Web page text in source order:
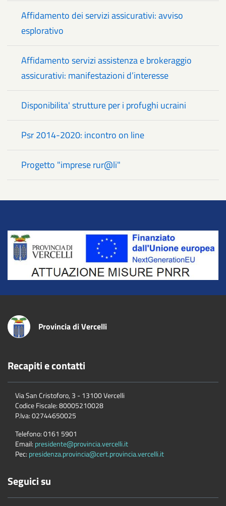
Affidamento dei servizi assicurativi: avviso
esplorativo
Affidamento servizi assistenza e brokeraggio
assicurativi: manifestazioni d’interesse
Disponibilita' strutture per i profughi ucraini
Psr 2014-2020: incontro on line
Progetto "imprese rur@li"
Title
Provincia di Vercelli
Recapiti e contatti
Via San Cristoforo, 3 - 13100 Vercelli
Codice Fiscale:80005210028
P.Iva:02744650025
Telefono:0161 5901
Email: presidente@provincia.vercelli.it
Pec: presidenza.provincia@cert.provincia.vercelli.it
Seguici su